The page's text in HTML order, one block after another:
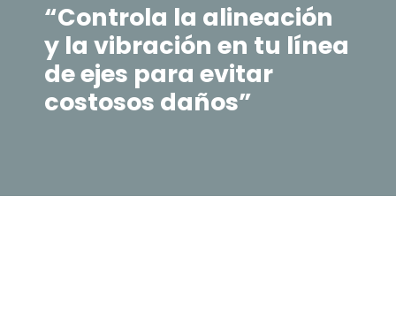
“Controla la alineación
y la vibración en tu línea
de ejes para evitar
costosos daños”